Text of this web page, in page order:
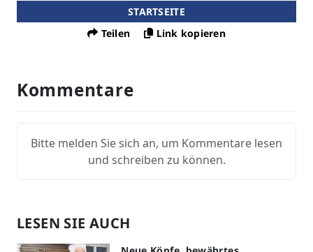
STARTSEITE
Teilen
Link kopieren
Kommentare
Bitte melden Sie sich an, um Kommentare lesen
und schreiben zu können.
LESEN SIE AUCH